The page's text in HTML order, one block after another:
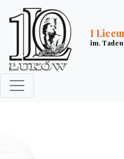
I
im.